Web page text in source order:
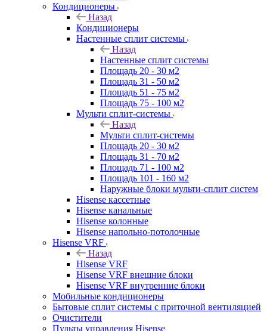
Кондиционеры
Назад
Кондиционеры
Настенные сплит системы
Назад
Настенные сплит системы
Площадь 20 - 30 м2
Площадь 31 - 50 м2
Площадь 51 - 75 м2
Площадь 75 - 100 м2
Мульти сплит-системы
Назад
Мульти сплит-системы
Площадь 20 - 30 м2
Площадь 31 - 70 м2
Площадь 71 - 100 м2
Площадь 101 - 160 м2
Наружные блоки мульти-сплит систем
Hisense кассетные
Hisense канальные
Hisense колонные
Hisense напольно-потолочные
Hisense VRF
Назад
Hisense VRF
Hisense VRF внешние блоки
Hisense VRF внутренние блоки
Мобильные кондиционеры
Бытовые сплит системы с приточной вентиляцией
Очистители
Пульты управления Hisense